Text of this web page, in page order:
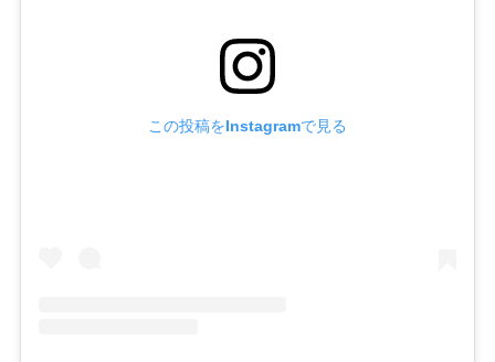
この投稿をInstagramで見る